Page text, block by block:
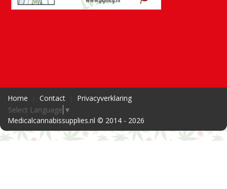
Home Contact
Privacyverklaring
Select Language ▼
Medicalcannabissupplies.nl © 2014 - 2026